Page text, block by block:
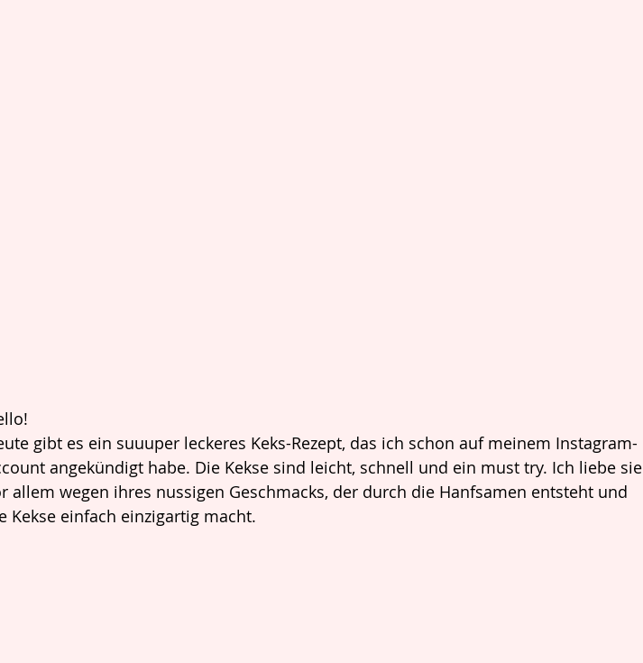
gibt es ein suuuper leckeres Keks-Rezept, das ich schon auf meinem Instagram-
angekündigt habe. Die Kekse sind leicht, schnell und ein must try. Ich liebe sie
allem wegen ihres nussigen Geschmacks, der durch die Hanfsamen entsteht und
Kekse einfach einzigartig macht.